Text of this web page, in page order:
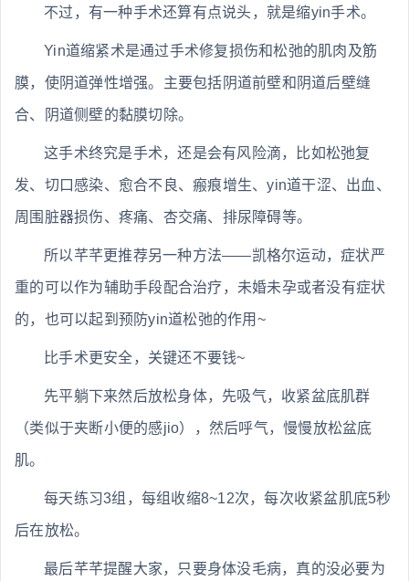
不过，有一种手术还算有点说头，就是缩yin手术。
Yin道缩紧术是通过手术修复损伤和松弛的肌肉及筋
膜，使阴道弹性增强。主要包括阴道前壁和阴道后壁缝
合、阴道侧壁的黏膜切除。
这手术终究是手术，还是会有风险滴，比如松弛复
发、切口感染、愈合不良、瘢痕增生、yin道干涩、出血、
周围脏器损伤、疼痛、杏交痛、排尿障碍等。
所以芊芊更推荐另一种方法——凯格尔运动，症状严
重的可以作为辅助手段配合治疗，未婚未孕或者没有症状
的，也可以起到预防yin道松弛的作用~
比手术更安全，关键还不要钱~
先平躺下来然后放松身体，先吸气，收紧盆底肌群
（类似于夹断小便的感jio），然后呼气，慢慢放松盆底
肌。
每天练习3组，每组收缩8~12次，每次收紧盆肌底5秒
后在放松。
最后芊芊提醒大家，只要身体没毛病，真的没必要为